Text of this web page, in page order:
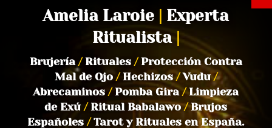
Amelia Laroie
Experta
Ritualista
Brujería /Rituales /Protección Contra
Mal de Ojo /Hechizos/Vudu/
Abrecaminos/Pomba Gira/Limpieza
de Exú/Ritual Babalawo/Brujos
Españoles/Tarot y Rituales en España.